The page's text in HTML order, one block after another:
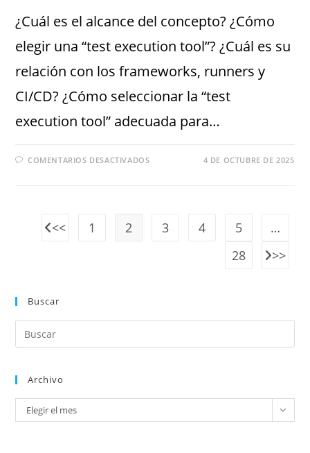
¿Cuál es el alcance del concepto? ¿Cómo
elegir una “test execution tool”? ¿Cuál es su
relación con los frameworks, runners y
CI/CD? ¿Cómo seleccionar la “test
execution tool” adecuada para…
COMENTARIOS DESACTIVADOS 4 DE OCTUBRE DE 2025
1 2 3 4 5
…
28
Buscar
Archivo
Elegir el mes